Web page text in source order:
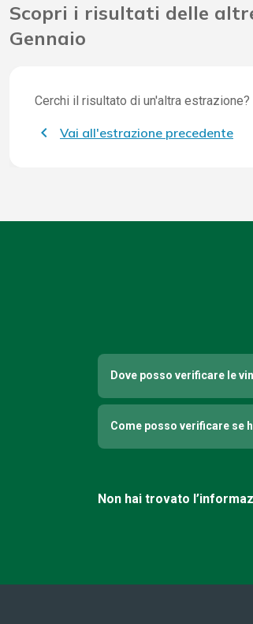
Scopri i risultati delle
Gennaio
Cerchi il risultato di un'altra estrazione?
Vai all'estrazione precedente
Dove posso verificare le
Come posso verificare se
Non hai trovato